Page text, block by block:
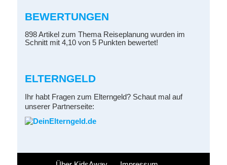
BEWERTUNGEN
898 Artikel zum Thema Reiseplanung wurden im
Schnitt mit 4,10 von 5 Punkten bewertet!
ELTERNGELD
Ihr habt Fragen zum Elterngeld? Schaut mal auf
unserer Partnerseite: